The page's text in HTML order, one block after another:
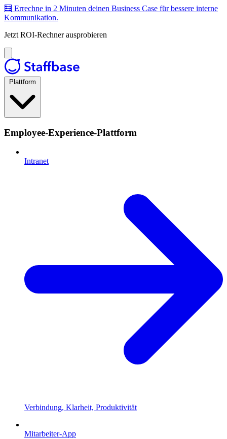
🧮 Errechne in 2 Minuten deinen Business Case für bessere interne
Kommunikation.
Jetzt ROI-Rechner ausprobieren
Plattform
Employee-Experience-Plattform
Intranet
Verbindung, Klarheit, Produktivität
Mitarbeiter-App